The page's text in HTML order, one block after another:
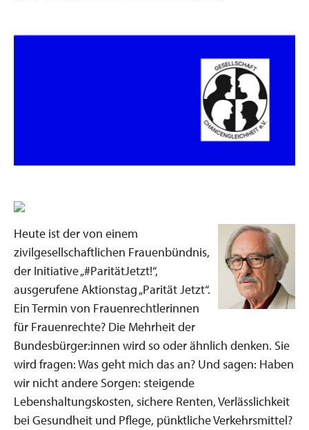
Heute ist der von einem
zivilgesellschaftlichen Frauenbündnis,
der Initiative „#ParitätJetzt!“,
ausgerufene Aktionstag „Parität Jetzt“.
Ein Termin von Frauenrechtlerinnen
für Frauenrechte? Die Mehrheit der
Bundesbürger:innen wird so oder ähnlich denken. Sie
wird fragen: Was geht mich das an? Und sagen: Haben
wir nicht andere Sorgen: steigende
Lebenshaltungskosten, sichere Renten, Verlässlichkeit
bei Gesundheit und Pflege, pünktliche Verkehrsmittel?